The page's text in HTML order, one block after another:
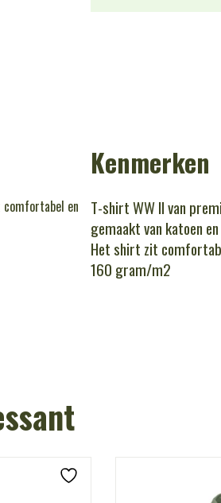
en
Kenmerken
T-shirt WW II van
gemaakt van katoen
Het shirt zit
160 gram/m2